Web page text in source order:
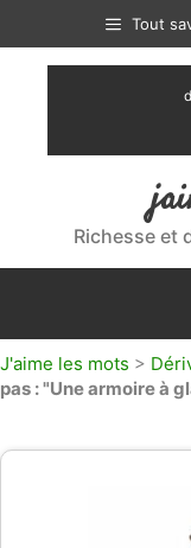
contenu
Tout
Richesse et
J'aime les mots >
pas : "Une armoire à